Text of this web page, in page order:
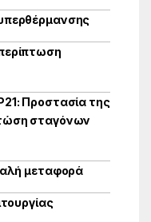
Προστασία της
σταγόνων
μεταφορά